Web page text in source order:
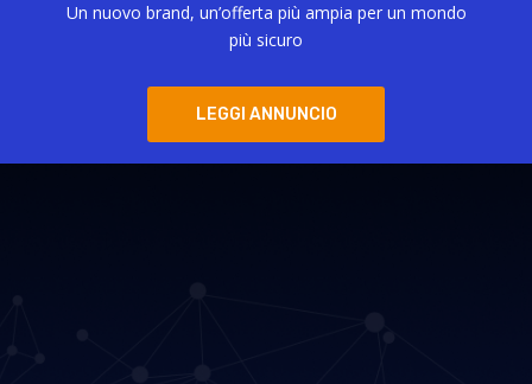
Un nuovo brand, un’offerta più ampia per un mondo
più sicuro
LEGGI ANNUNCIO